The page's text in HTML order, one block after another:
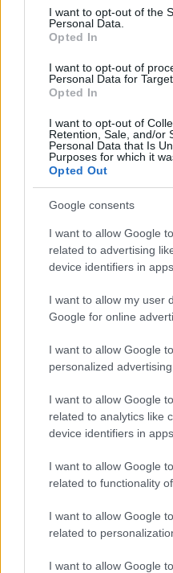
consent section.
I want to opt-out of the
Personal Data.
Opted In
I want to opt-out of
Personal Data for
Opted In
I want to opt-out of
Retention, Sale, and/or
Personal Data that Is
Purposes for which it
Opted Out
Google consents
I want to allow Google
related to advertising
device identifiers in apps.
I want to allow my user
Google for online
I want to allow Google
personalized advertising.
I want to allow Google
related to analytics like
device identifiers in apps.
I want to allow Google
related to functionality
I want to allow Google
related to
I want to allow Google
AC MilanvsManchester United
ELŐZŐ MÉRKŐZÉSEK
Támogatás
Támogasd
a
Kapcsolódó
PLETYKÁK,